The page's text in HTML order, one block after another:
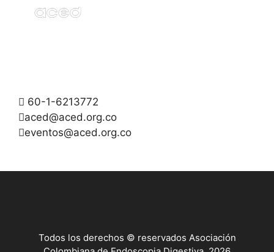
60-1-6213772
aced@aced.org.co
eventos@aced.org.co
Todos los derechos © reservados Asociación